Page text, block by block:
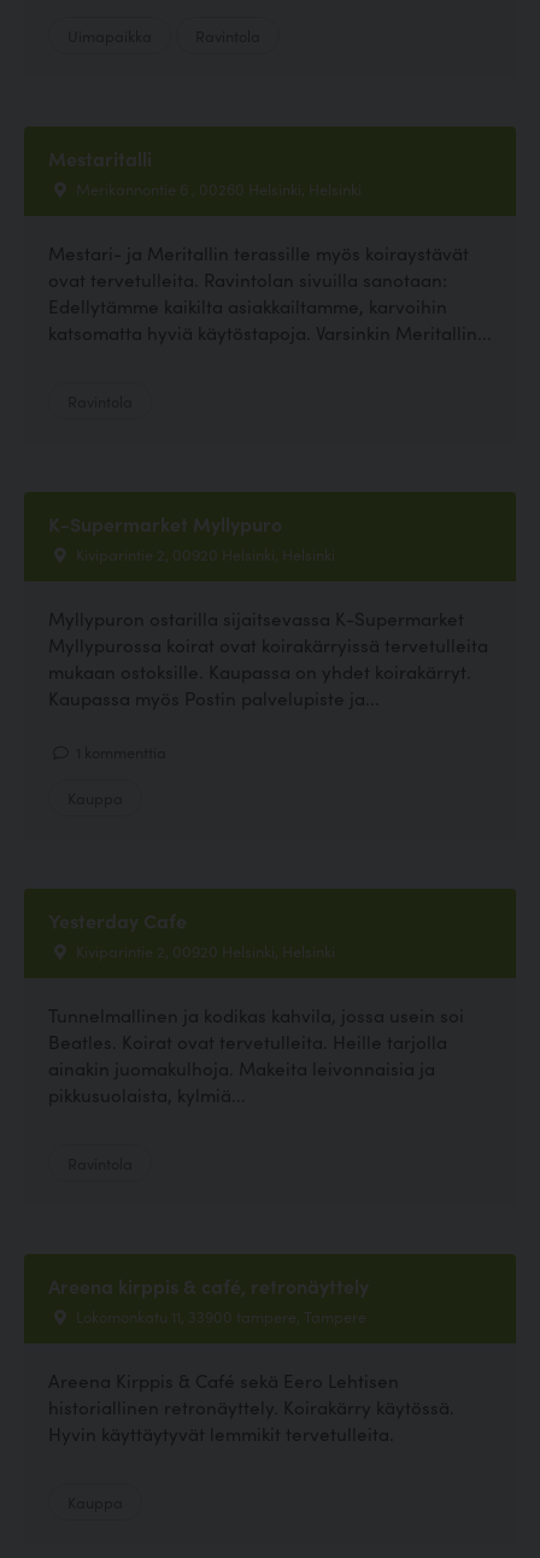
Mestaritalli
Merikannontie 6 , 00260 Helsinki, Helsinki
Mestari- ja Meritallin terassille myös koiraystävät
ovat tervetulleita. Ravintolan sivuilla sanotaan:
Edellytämme kaikilta asiakkailtamme, karvoihin
katsomatta hyviä käytöstapoja. Varsinkin Meritallin...
K-Supermarket Myllypuro
Kiviparintie 2, 00920 Helsinki, Helsinki
Myllypuron ostarilla sijaitsevassa K-Supermarket
Myllypurossa koirat ovat koirakärryissä tervetulleita
mukaan ostoksille. Kaupassa on yhdet koirakärryt.
Kaupassa myös Postin palvelupiste ja...
Yesterday Cafe
Kiviparintie 2, 00920 Helsinki, Helsinki
Tunnelmallinen ja kodikas kahvila, jossa usein soi
Beatles. Koirat ovat tervetulleita. Heille tarjolla
ainakin juomakulhoja. Makeita leivonnaisia ja
pikkusuolaista, kylmiä...
Areena kirppis & café, retronäyttely
Lokomonkatu 11, 33900 tampere, Tampere
Areena Kirppis & Café sekä Eero Lehtisen
historiallinen retronäyttely. Koirakärry käytössä.
Hyvin käyttäytyvät lemmikit tervetulleita.